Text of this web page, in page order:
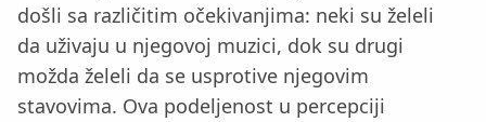
došli sa različitim očekivanjima: neki su želeli
da uživaju u njegovoj muzici, dok su drugi
možda želeli da se usprotive njegovim
stavovima. Ova podeljenost u percepciji